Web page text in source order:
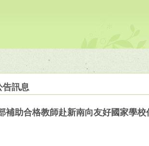
告訊息
補助合格教師赴新南向友好國家學